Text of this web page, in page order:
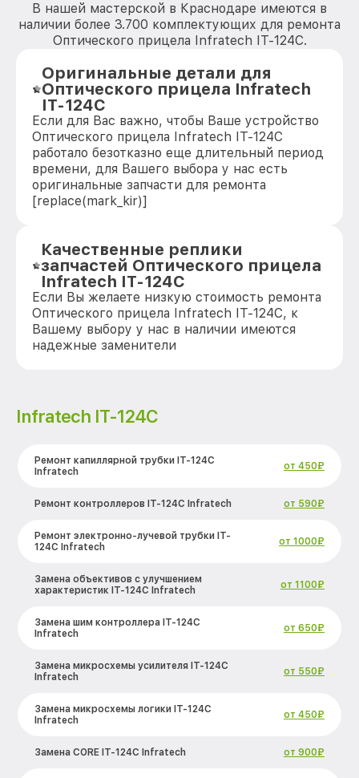
В нашей мастерской в Краснодаре имеются в
наличии более 3.700 комплектующих для ремонта
Оптического прицела Infratech IT-124C.
Оригинальные детали для
Оптического прицела Infratech
IT-124C
Если для Вас важно, чтобы Ваше устройство
Оптического прицела Infratech IT-124C
работало безотказно еще длительный период
времени, для Вашего выбора у нас есть
оригинальные запчасти для ремонта
[replace(mark_kir)]
Качественные реплики
запчастей Оптического прицела
Infratech IT-124C
Если Вы желаете низкую стоимость ремонта
Оптического прицела Infratech IT-124C, к
Вашему выбору у нас в наличии имеются
надежные заменители
Infratech IT-124C
Ремонт капиллярной трубки IT-124C
Infratech
от 450₽
Ремонт контроллеров IT-124C Infratech от 590₽
Ремонт электронно-лучевой трубки IT-
124C Infratech
от 1000₽
Замена объективов с улучшением
характеристик IT-124C Infratech
от 1100₽
Замена шим контроллера IT-124C
Infratech
от 650₽
Замена микросхемы усилителя IT-124C
Infratech
от 550₽
Замена микросхемы логики IT-124C
Infratech
от 450₽
Замена CORE IT-124C Infratech от 900₽